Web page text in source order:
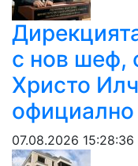
с нов шеф,
Христо
официално
07.08.2026 15:28:36